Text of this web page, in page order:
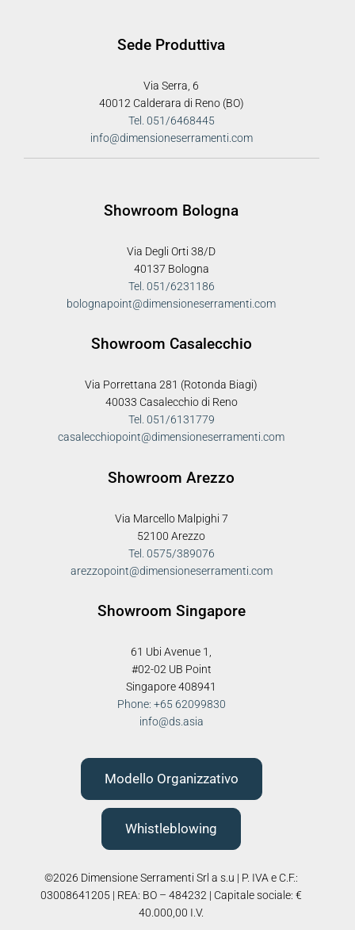
Sede Produttiva
Via Serra, 6
40012 Calderara di Reno (BO)
Tel. 051/6468445
info@dimensioneserramenti.com
Showroom Bologna
Via Degli Orti 38/D
40137 Bologna
Tel. 051/6231186
bolognapoint@dimensioneserramenti.com
Showroom Casalecchio
Via Porrettana 281 (Rotonda Biagi)
40033 Casalecchio di Reno
Tel. 051/6131779
casalecchiopoint@dimensioneserramenti.com
Showroom Arezzo
Via Marcello Malpighi 7
52100 Arezzo
Tel. 0575/389076
arezzopoint@dimensioneserramenti.com
Showroom Singapore
61 Ubi Avenue 1,
#02-02 UB Point
Singapore 408941
Phone: +65 62099830
info@ds.asia
Modello Organizzativo
Whistleblowing
©2026 Dimensione Serramenti Srl a s.u | P. IVA e C.F.:
03008641205 | REA: BO – 484232 | Capitale sociale: €
40.000,00 I.V.